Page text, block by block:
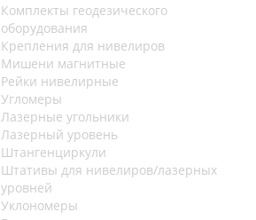
Комплекты геодезического
оборудования
Крепления для нивелиров
Мишени магнитные
Рейки нивелирные
Угломеры
Лазерные угольники
Лазерный уровень
Штангенциркули
Штативы для нивелиров/лазерных
уровней
Уклономеры